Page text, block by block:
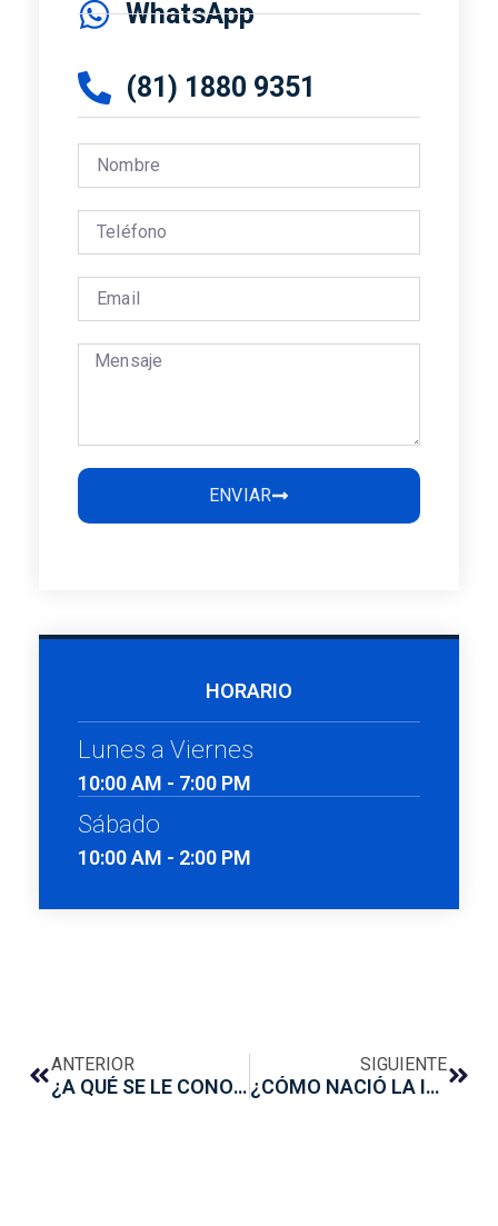
WhatsApp
(81) 1880 9351
ENVIAR
HORARIO
Lunes a Viernes
10:00 AM - 7:00 PM
Sábado
10:00 AM - 2:00 PM
ANTERIOR
¿A QUÉ SE LE CONOCE COMO ELEVACIÓN DE SENO MAXILAR?
SIGUIENTE
¿CÓMO NACIÓ LA IMPLANTOLOGÍA MODERNA?